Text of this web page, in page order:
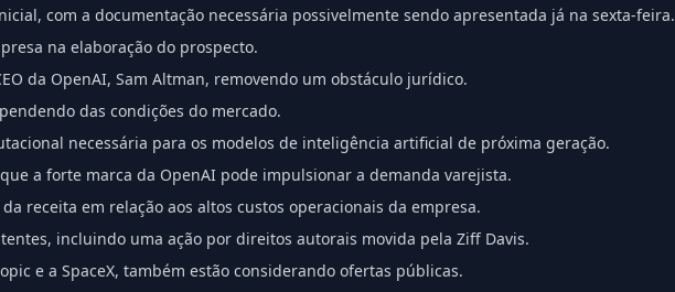
com a documentação necessária possivelmente sendo apresentada já na sexta-feira.
na elaboração do prospecto.
da OpenAI, Sam Altman, removendo um obstáculo jurídico.
das condições do mercado.
necessária para os modelos de inteligência artificial de próxima geração.
a forte marca da OpenAI pode impulsionar a demanda varejista.
receita em relação aos altos custos operacionais da empresa.
incluindo uma ação por direitos autorais movida pela Ziff Davis.
e a SpaceX, também estão considerando ofertas públicas.